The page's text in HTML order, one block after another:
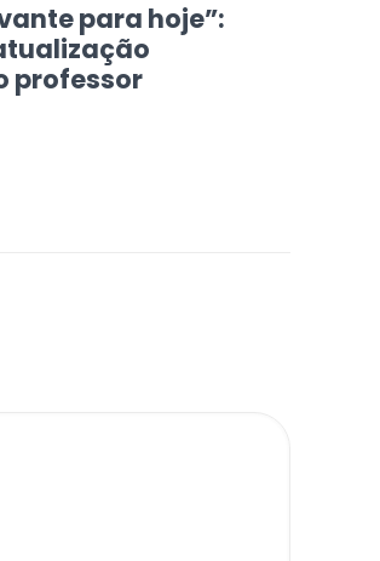
para hoje”:
professor